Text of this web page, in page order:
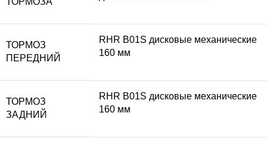
ТОРМОЗ
ПЕРЕДНИЙ
RHR B01S дисковые механические
160 мм
ТОРМОЗ
ЗАДНИЙ
RHR B01S дисковые механические
160 мм